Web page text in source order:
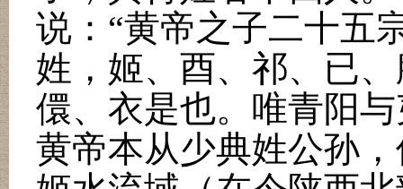
说： “黄帝之子二十五
姓，姬、酉、祁、已
儇、衣是也。唯青阳
黄帝本从少典姓公孙